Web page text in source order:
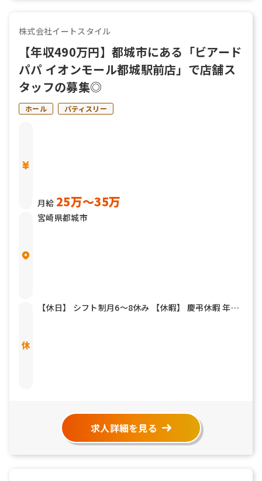
株式会社イートスタイル
【年収490万円】都城市にある「ビアード
パパ イオンモール都城駅前店」で店舗ス
タッフの募集◎
ホール パティスリー
月給 25万〜35万
宮崎県都城市
【休日】 シフト制月6～8休み 【休暇】 慶弔休暇 年末
求人詳細を見る